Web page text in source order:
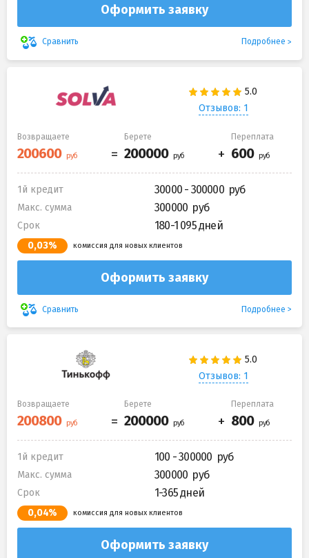
Оформить заявку
Сравнить Подробнее
Отзывов: 1
Возвращаете Берете Переплата
1й кредит 30000 - 300000
Макс. сумма 300000
Срок 180-1 095 дней
0,03% комиссия для новых клиентов
Оформить заявку
Сравнить Подробнее
Отзывов: 1
Возвращаете Берете Переплата
1й кредит 100 - 300000
Макс. сумма 300000
Срок 1-365 дней
0,04% комиссия для новых клиентов
Оформить заявку